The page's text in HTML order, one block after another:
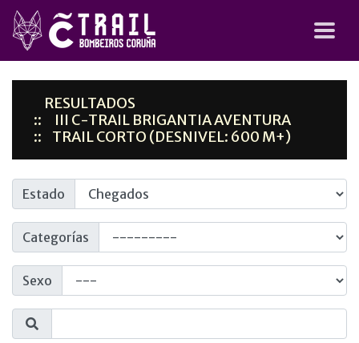
RESULTADOS
III C-TRAIL BRIGANTIA AVENTURA
TRAIL CORTO (DESNIVEL: 600 M+)
Estado
Categorías
Sexo